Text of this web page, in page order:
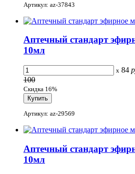
Артикул: az-37843
Аптечный стандарт
10мл
x 84
100
Скидка 16%
Артикул: az-29569
Аптечный стандарт
10мл